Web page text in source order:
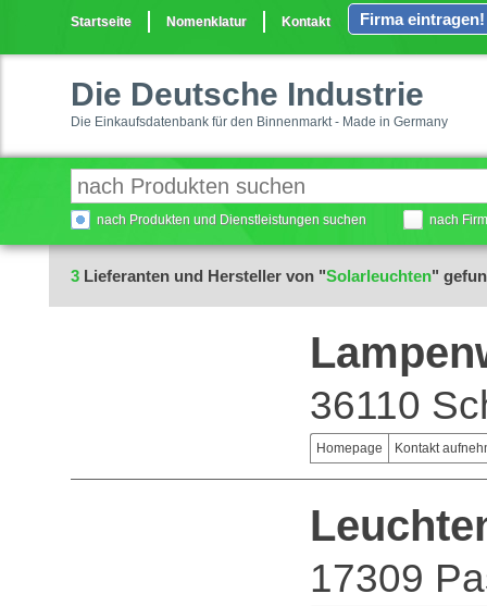
Startseite Nomenklatur Kontakt Firma eintragen!
Die Deutsche Industrie
Die Einkaufsdatenbank für den Binnenmarkt - Made in Germany
nach Produkten und Dienstleistungen suchen nach
3 Lieferanten und Hersteller von "Solarleuchten"
36110
Homepage Kontakt
17309